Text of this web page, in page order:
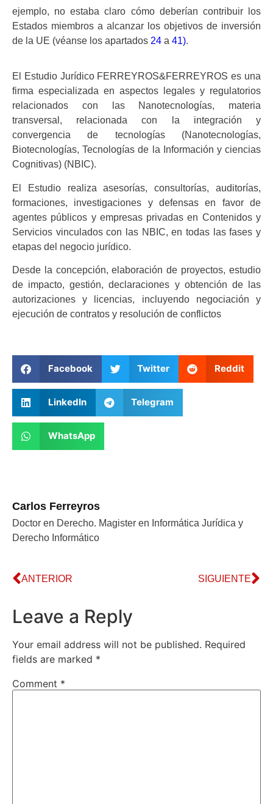
ejemplo, no estaba claro cómo deberían contribuir los
Estados miembros a alcanzar los objetivos de inversión
de la UE (véanse los apartados 24 a 41).
El Estudio Jurídico FERREYROS&FERREYROS es una
firma especializada en aspectos legales y regulatorios
relacionados con las Nanotecnologías, materia
transversal, relacionada con la integración y
convergencia de tecnologías (Nanotecnologías,
Biotecnologías, Tecnologías de la Información y ciencias
Cognitivas) (NBIC).
El Estudio realiza asesorías, consultorías, auditorías,
formaciones, investigaciones y defensas en favor de
agentes públicos y empresas privadas en Contenidos y
Servicios vinculados con las NBIC, en todas las fases y
etapas del negocio jurídico.
Desde la concepción, elaboración de proyectos, estudio
de impacto, gestión, declaraciones y obtención de las
autorizaciones y licencias, incluyendo negociación y
ejecución de contratos y resolución de conflictos
Facebook Twitter Reddit
LinkedIn Telegram
WhatsApp
Carlos Ferreyros
Doctor en Derecho. Magister en Informática Jurídica y
Derecho Informático
ANTERIOR SIGUIENTE
Leave a Reply
Your email address will not be published. Required
fields are marked *
Comment *